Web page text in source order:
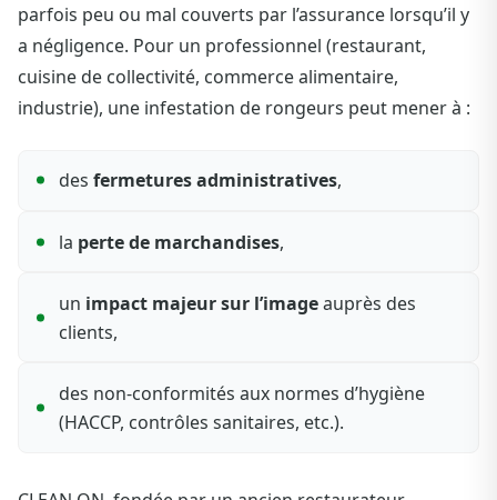
parfois peu ou mal couverts par l’assurance lorsqu’il y
a négligence. Pour un professionnel (restaurant,
cuisine de collectivité, commerce alimentaire,
industrie), une infestation de rongeurs peut mener à :
des fermetures administratives,
la perte de marchandises,
un impact majeur sur l’imageauprès des
clients,
des non-conformités aux normes d’hygiène
(HACCP, contrôles sanitaires, etc.).